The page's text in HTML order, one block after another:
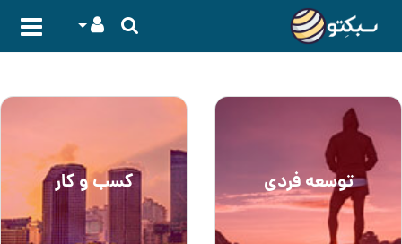
توسعه فردی کسب و کار